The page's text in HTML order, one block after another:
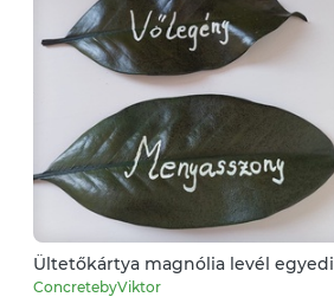
Ültetőkártya magnólia levél egyedi
névre szóló dekorkártya
ConcretebyViktor